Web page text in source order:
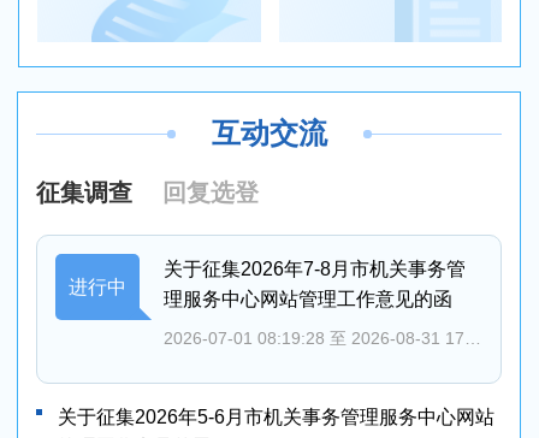
互动交流
征集调查 回复选登
进行中
关于征集2026年7-8月市机关事务管
理服务中心网站管理工作意见的函
2026-07-01 08:19:28 至 2026-08-31 17:30:37
关于征集2026年5-6月市机关事务管理服务中心网站